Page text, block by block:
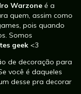
Warzone é a
quem, assim como
pois quando
Somos
geek <3
de decoração para
você é daqueles
desse pra decorar